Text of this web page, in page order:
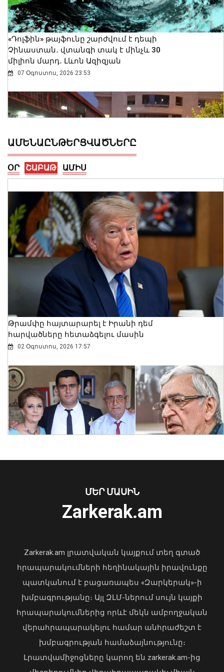
«Դոլֆին» թայֆունը շարժվում է դեպի
Չինաստան․ վտանգի տակ է մինչև 30
միլիոն մարդ․ Լևոն Ազիզյան
07 Օգոստոս, 2026 23:53
Երևանում արձանագրվել է առանց
իրավական հիմքերի վճարովի
ավտոկայանատեղի կազմակերպելու
07 Օգոստոս, 2026 23:30
Հայաստանի 7 շախմատիստ
Հայաստանի հավաքականի նախկին
մարզիչը կգլխավորի Ղազախստանի
ԱՄԵՆԱԸՆԹԵՐՑՎԱԾՆԵՐԸ
ՕՐ ՇԱԲԱԹ ԱՄԻՍ
Թրամփը հայտարարել է Իրանի դեմ
հարվածները հետաձգելու մասին
02 Օգոստոս, 2026 17:57
«Պարտվեցինք դաժան հիվանդության
04 Օգոստոս, 2026 19:12
ՄԵՐ ՄԱՍԻՆ
Zarkerak.am
Zarkerak.am լրատվական կայքում տեղ գտած
հրապարակումների հեղինակային իրավունքը
պատկանում է բացառապես «Զարկերակ»-ի
խմբագրությանը։ Այլ ԶԼՄ-ներում սույն կայքի
հրապարակումներից որևէ մեկն ամբողջական
վերահրապարակելու համար անհրաժեշտ է
խմբագրության համաձայնությունը։
Լրատվամիջոցները կարող են zarkerak.am-ից